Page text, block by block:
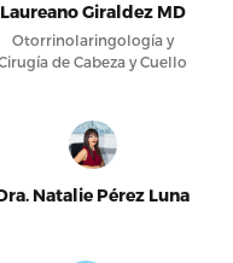
Laureano Giraldez MD
Otorrinolaringología y
de Cabeza y Cuello
Natalie Pérez Luna